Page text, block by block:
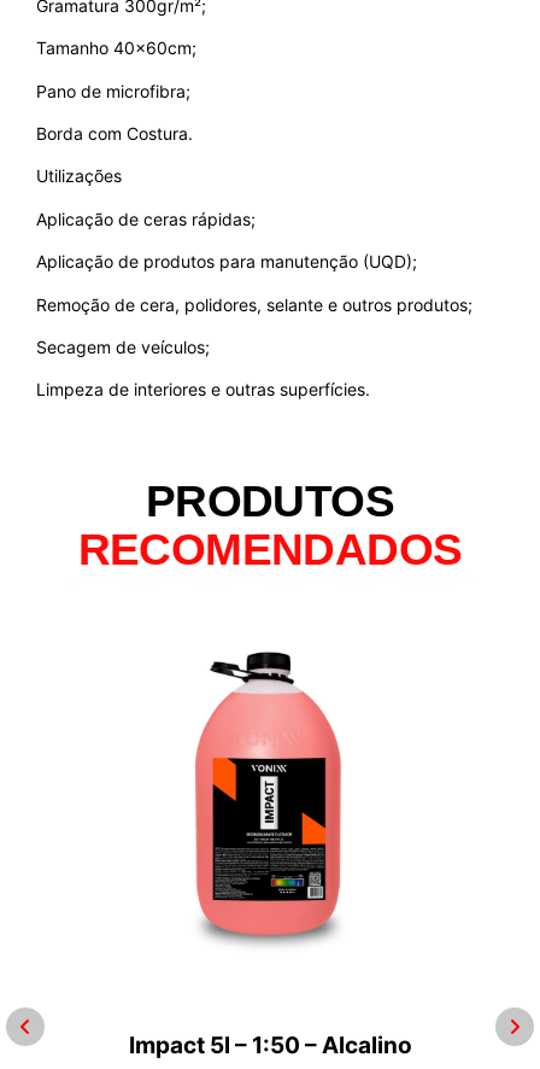
Gramatura 300gr/m²;
Tamanho 40x60cm;
Pano de microfibra;
Borda com Costura.
Utilizações
Aplicação de ceras rápidas;
Aplicação de produtos para manutenção (UQD);
Remoção de cera, polidores, selante e outros produtos;
Secagem de veículos;
Limpeza de interiores e outras superfícies.
PRODUTOS
RECOMENDADOS
Impact 5l – 1:50 – Alcalino